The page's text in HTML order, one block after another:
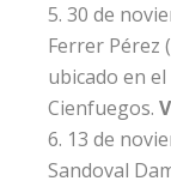
30 de
Ferrer Pérez
ubicado en
Cienfuegos.
13 de
Sandoval